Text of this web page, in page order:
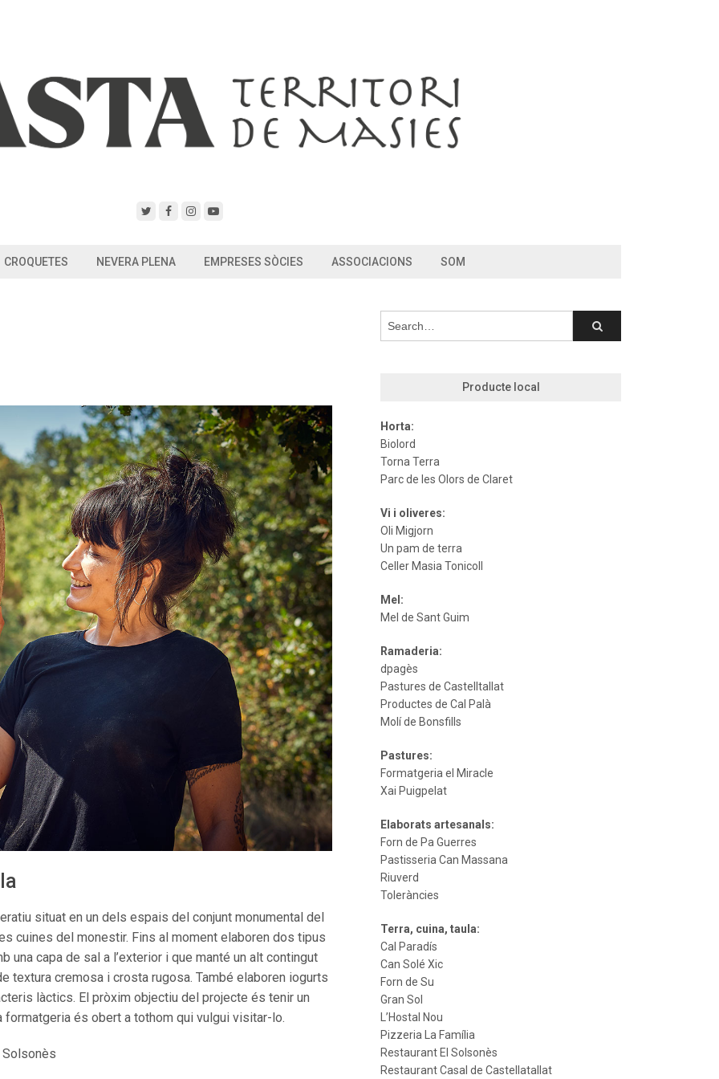
CROQUETES NEVERA PLENA EMPRESES SÒCIES ASSOCIACIONS SOM
situat en un dels espais del conjunt monumental del
cuines del monestir. Fins al moment elaboren dos tipus
una capa de sal a l’exterior i que manté un alt contingut
textura cremosa i crosta rugosa. També elaboren iogurts
làctics. El pròxim objectiu del projecte és tenir un
formatgeria és obert a tothom qui vulgui visitar-lo.
Producte local
Horta:
Biolord
Torna Terra
Parc de les Olors de Claret
Vi i oliveres:
Oli Migjorn
Un pam de terra
Celler Masia Tonicoll
Mel:
Mel de Sant Guim
Ramaderia:
dpagès
Pastures de Castelltallat
Productes de Cal Palà
Molí de Bonsfills
Pastures:
Formatgeria el Miracle
Xai Puigpelat
Elaborats artesanals:
Forn de Pa Guerres
Pastisseria Can Massana
Riuverd
Toleràncies
Terra, cuina, taula:
Cal Paradís
Can Solé Xic
Forn de Su
Gran Sol
L’Hostal Nou
Pizzeria La Família
Restaurant El Solsonès
Restaurant Casal de Castellatallat